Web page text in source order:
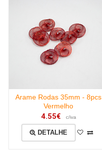
Arame Rodas 35mm - 8pcs
Vermelho
4.55€ c/iva
DETALHE